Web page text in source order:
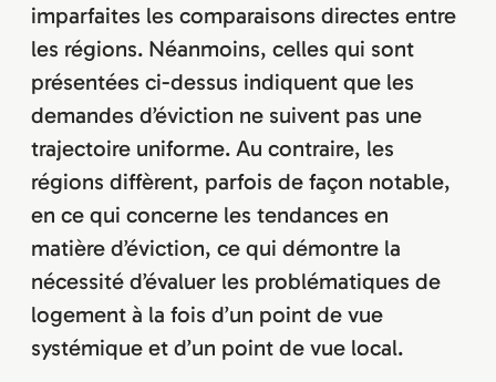
imparfaites les comparaisons directes entre
les régions. Néanmoins, celles qui sont
présentées ci-dessus indiquent que les
demandes d’éviction ne suivent pas une
trajectoire uniforme. Au contraire, les
régions diffèrent, parfois de façon notable,
en ce qui concerne les tendances en
matière d’éviction, ce qui démontre la
nécessité d’évaluer les problématiques de
logement à la fois d’un point de vue
systémique et d’un point de vue local.